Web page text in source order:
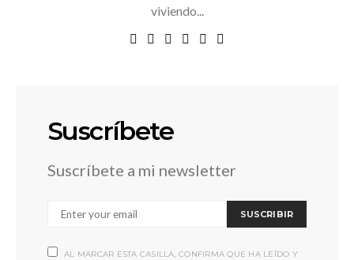
viviendo...
Suscríbete
Suscríbete a mi newsletter
SUSCRIBIR
AL MARCAR ESTA CASILLA, CONFIRMA QUE HA LEÍDO Y